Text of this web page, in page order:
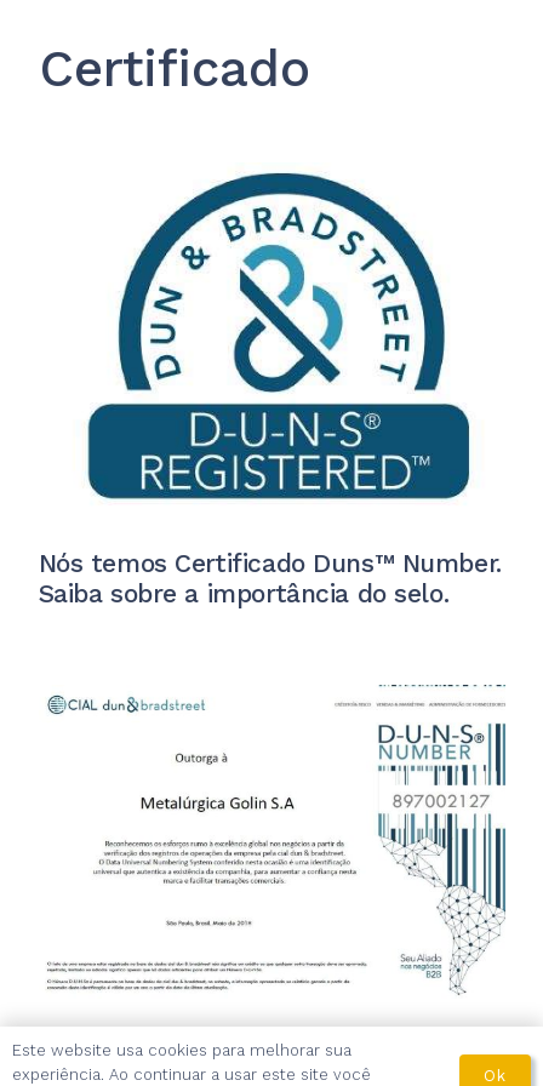
Certificado
Nós temos Certificado Duns™ Number.
Saiba sobre a importância do selo.
D-U-N-S Number Golin S/A – 2018/
2019
Este website usa cookies para melhorar sua
experiência. Ao continuar a usar este site você
Ok